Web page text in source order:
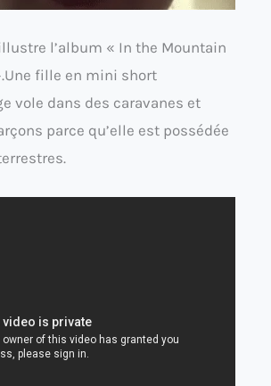
l’album « In the Mountain
fille en mini short
vole dans des caravanes et
parce qu’elle est possédée